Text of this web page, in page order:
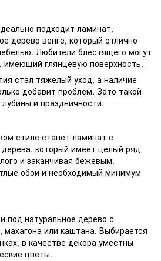
подходит ламинат,
дерево венге, который отлично
Любители блестящего могут
имеющий глянцевую поверхность.
стал тяжелый уход, а наличие
добавит проблем. Зато такой
и праздничности.
стиле станет ламинат с
который имеет целый ряд
и заканчивая бежевым.
обои и необходимый минимум
под натуральное дерево с
махагона или каштана. Выбирается
в качестве декора уместны
цветы.